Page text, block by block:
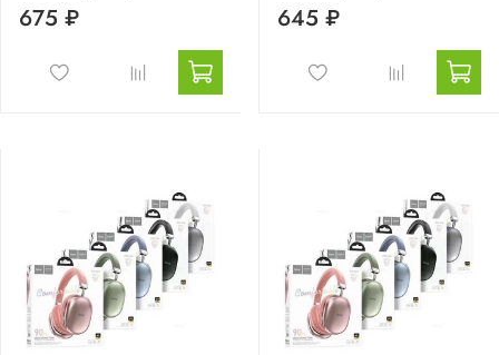
675 ₽ 645 ₽